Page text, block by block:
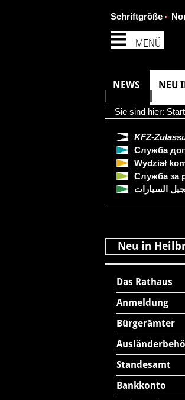
MENÜ
Schriftgröße
NEWS NEU
Sie sind hier:
KFZ-
Служба
Wydział
Служба за
السيارات
Neu in
Das Rathaus
Anmeldung
Bürgerämter
Standesamt
Bankkonto